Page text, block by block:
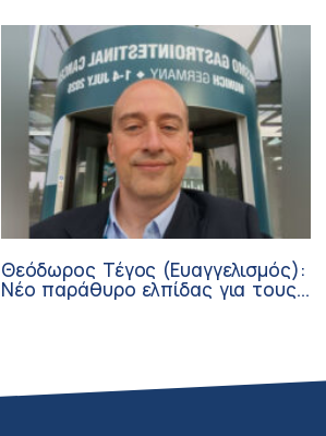
Θεόδωρος Τέγος (Ευαγγελισμός):
Νέο παράθυρο ελπίδας για τους